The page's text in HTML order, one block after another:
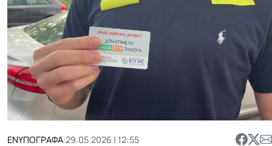
ΕΝΥΠΟΓΡΑΦΑ|29.05.2026 | 12:55